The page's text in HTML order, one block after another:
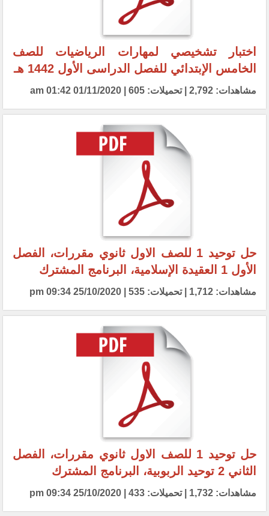
اختبار تشخيصي لمهارات الرياضيات للصف
الخامس الإبتدائي للفصل الدراسى الأول 1442 هـ
مشاهدات: 2,792 | تحميلات: 605 | 01/11/2020 01:42 am
حل توحيد 1 للصف الاول ثانوي مقررات، الفصل
الأول 1 العقيدة الإسلامية، البرنامج المشترك
مشاهدات: 1,712 | تحميلات: 535 | 25/10/2020 09:34 pm
حل توحيد 1 للصف الاول ثانوي مقررات، الفصل
الثاني 2 توحيد الربوبية، البرنامج المشترك
مشاهدات: 1,732 | تحميلات: 433 | 25/10/2020 09:34 pm